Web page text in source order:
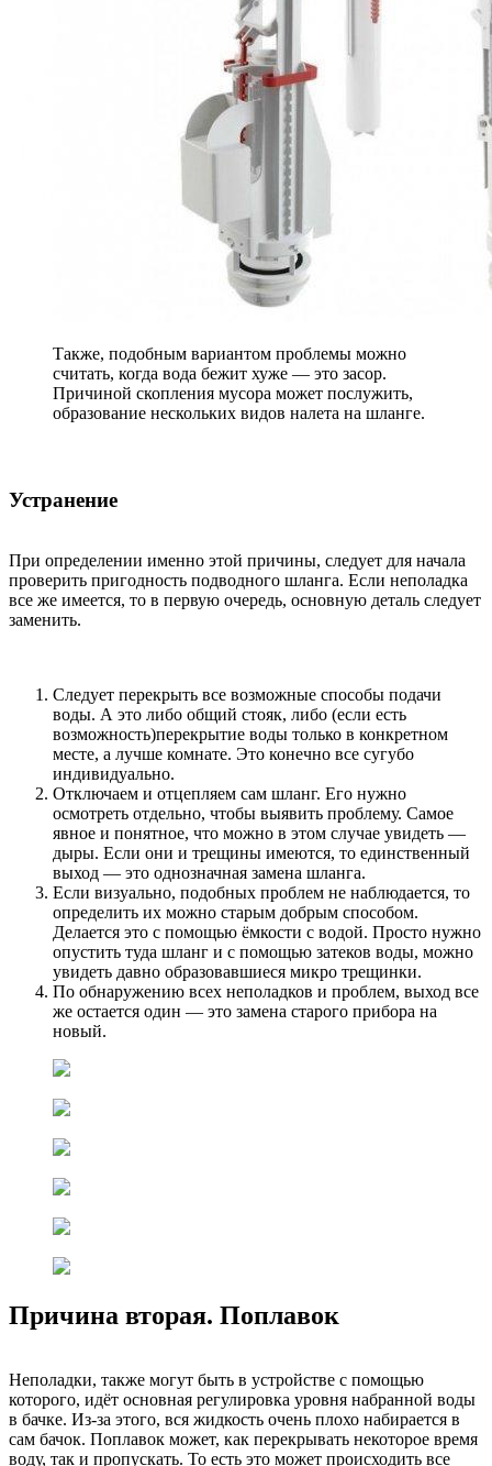
Также, подобным вариантом проблемы можно
считать, когда вода бежит хуже — это засор.
Причиной скопления мусора может послужить,
образование нескольких видов налета на шланге.
Устранение
При определении именно этой причины, следует для начала
проверить пригодность подводного шланга. Если неполадка
все же имеется, то в первую очередь, основную деталь следует
заменить.
Следует перекрыть все возможные способы подачи
воды. А это либо общий стояк, либо (если есть
возможность)перекрытие воды только в конкретном
месте, а лучше комнате. Это конечно все сугубо
индивидуально.
Отключаем и отцепляем сам шланг. Его нужно
осмотреть отдельно, чтобы выявить проблему. Самое
явное и понятное, что можно в этом случае увидеть —
дыры. Если они и трещины имеются, то единственный
выход — это однозначная замена шланга.
Если визуально, подобных проблем не наблюдается, то
определить их можно старым добрым способом.
Делается это с помощью ёмкости с водой. Просто нужно
опустить туда шланг и с помощью затеков воды, можно
увидеть давно образовавшиеся микро трещинки.
По обнаружению всех неполадков и проблем, выход все
же остается один — это замена старого прибора на
новый.
Причина вторая. Поплавок
Неполадки, также могут быть в устройстве с помощью
которого, идёт основная регулировка уровня набранной воды
в бачке. Из-за этого, вся жидкость очень плохо набирается в
сам бачок. Поплавок может, как перекрывать некоторое время
воду, так и пропускать. То есть это может происходить все